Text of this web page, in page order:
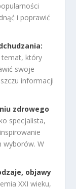
i poprawić
temat, który
swoje
informacji
zdrowego
specjalista,
wyborów. W
objawy
XXI wieku,